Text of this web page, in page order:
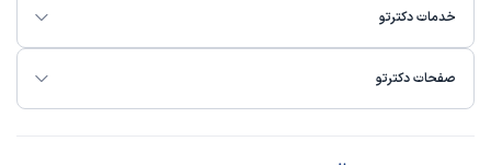
خدمات دکترتو
صفحات دکترتو